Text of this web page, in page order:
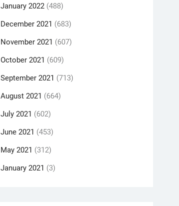
January 2022 (488)
December 2021 (683)
November 2021 (607)
October 2021 (609)
September 2021 (713)
August 2021 (664)
July 2021 (602)
June 2021 (453)
May 2021 (312)
January 2021 (3)